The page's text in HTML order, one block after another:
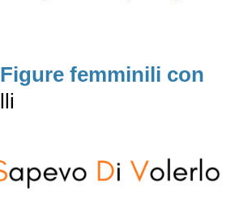
Figure femminili con